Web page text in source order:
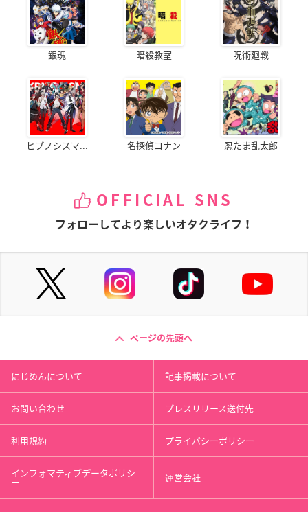
銀魂 暗殺教室 呪術廻戦
ヒプノシスマ... 名探偵コナン 忍たま乱太郎
OFFICIAL SNS
フォローしてより楽しいオタクライフ！
ページの先頭へ
にじめんについて 記事掲載について
お問い合わせ プレスリリース送付先
利用規約 プライバシーポリシー
インフォマティブデータポリシ
ー 運営会社